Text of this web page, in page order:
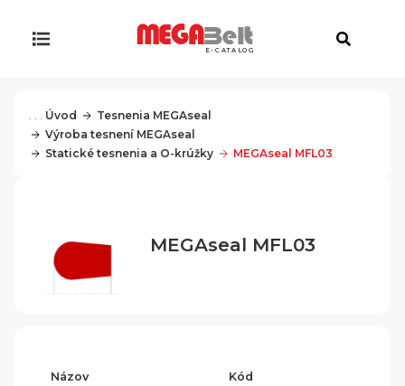
E-CATALOG
. . . Úvod
Tesnenia MEGAseal
Výroba tesnení MEGAseal
Statické tesnenia a O-krúžky
MEGAseal MFL03
MEGAseal MFL03
Názov Kód